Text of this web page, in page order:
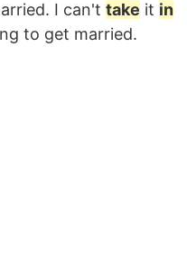
I can't take it in
to get married.